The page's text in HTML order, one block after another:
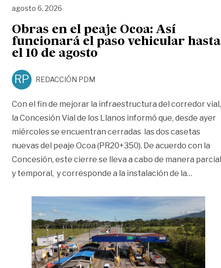
agosto 6, 2026
Obras en el peaje Ocoa: Así
funcionará el paso vehicular hasta
el 10 de agosto
RP REDACCIÓN PDM
Con el fin de mejorar la infraestructura del corredor vial,
la Concesión Vial de los Llanos informó que, desde ayer
miércoles se encuentran cerradas las dos casetas
nuevas del peaje Ocoa (PR20+350). De acuerdo con la
Concesión, este cierre se lleva a cabo de manera parcial
y temporal, y corresponde a la instalación de la…